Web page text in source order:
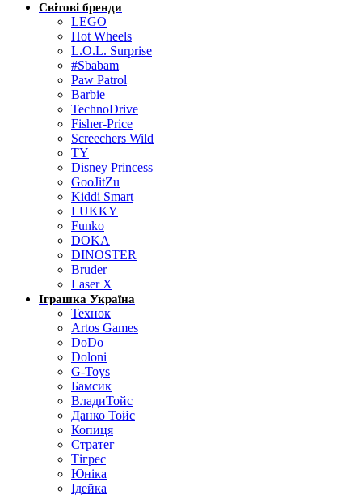
Світові бренди
LEGO
Hot Wheels
L.O.L. Surprise
#Sbabam
Paw Patrol
Barbie
TechnoDrive
Fisher-Price
Screechers Wild
TY
Disney Princess
GooJitZu
Kiddi Smart
LUKKY
Funko
DOKA
DINOSTER
Bruder
Laser X
Іграшка Україна
Технок
Artos Games
DoDo
Doloni
G-Toys
Бамсик
ВладиТойс
Данко Тойс
Копиця
Стратег
Тігрес
Юніка
Ідейка